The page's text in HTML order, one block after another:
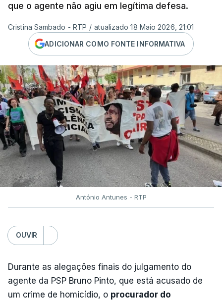
que o agente não agiu em legítima defesa.
Cristina Sambado - RTP / atualizado 18 Maio 2026, 21:01
ADICIONAR COMO FONTE INFORMATIVA
António Antunes - RTP
OUVIR
Durante as alegações finais do julgamento do
agente da PSP Bruno Pinto, que está acusado de
um crime de homicídio, o procurador do